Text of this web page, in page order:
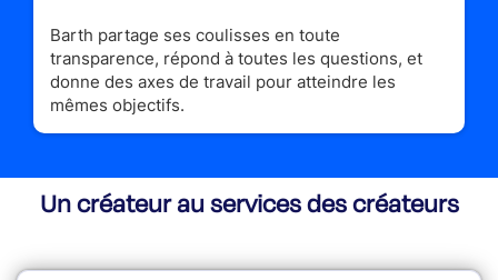
Barth partage ses coulisses en toute
transparence, répond à toutes les questions, et
donne des axes de travail pour atteindre les
mêmes objectifs.
Un créateur au services des créateurs